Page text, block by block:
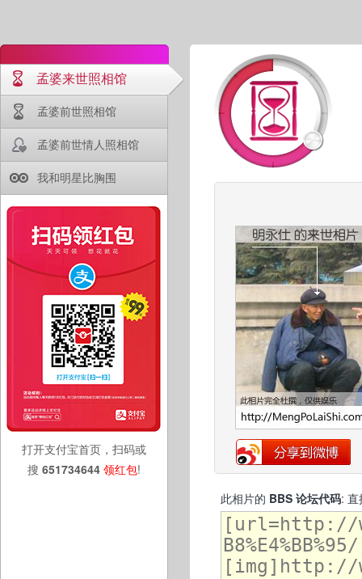
孟婆来世照相馆
孟婆前世照相馆
孟婆前世情人照相馆
我和明星比胸围
打开支付宝首页，扫码或
搜 651734644 领红包!
此相片的 BBS 论坛代码: 直